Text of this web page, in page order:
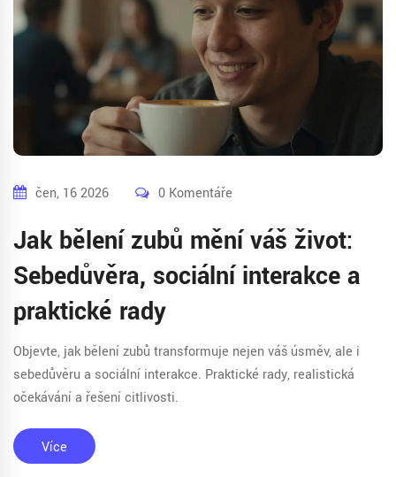
čen, 16 2026 0 Komentáře
Jak bělení zubů mění váš život:
Sebedůvěra, sociální interakce a
praktické rady
Objevte, jak bělení zubů transformuje nejen váš úsměv, ale i
sebedůvěru a sociální interakce. Praktické rady, realistická
očekávání a řešení citlivosti.
Více